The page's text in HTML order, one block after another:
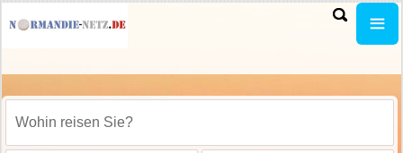
Wohin reisen Sie?